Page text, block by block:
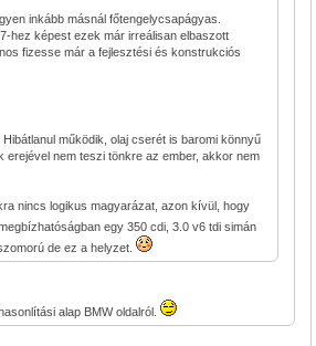
inkább másnál főtengelycsapágyas.
hez képest ezek már irreálisan elbaszott
fizesse már a fejlesztési és konstrukciós
Hibátlanul működik, olaj cserét is baromi könnyű
erejével nem teszi tönkre az ember, akkor nem
nincs logikus magyarázat, azon kívül, hogy
egy 350 cdi, 3.0 v6 tdi simán
de ez a helyzet.
alap BMW oldalról.